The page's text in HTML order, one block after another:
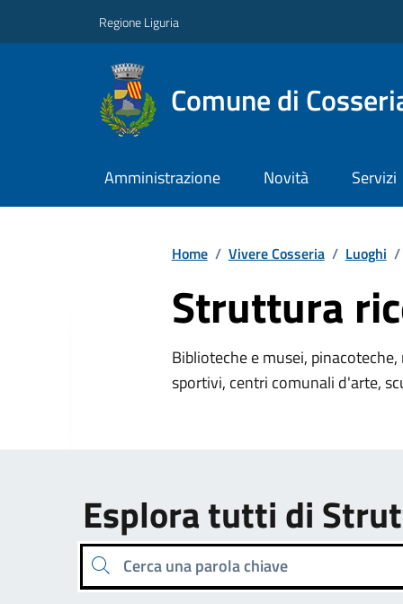
Regione Liguria
Comune di
Amministrazione Novità Servizi
Home / Vivere Cosseria / Luoghi /
Struttura
Biblioteche e musei,
sportivi, centri comunali d'arte,
Esplora tutti di
Cerca una parola chiave